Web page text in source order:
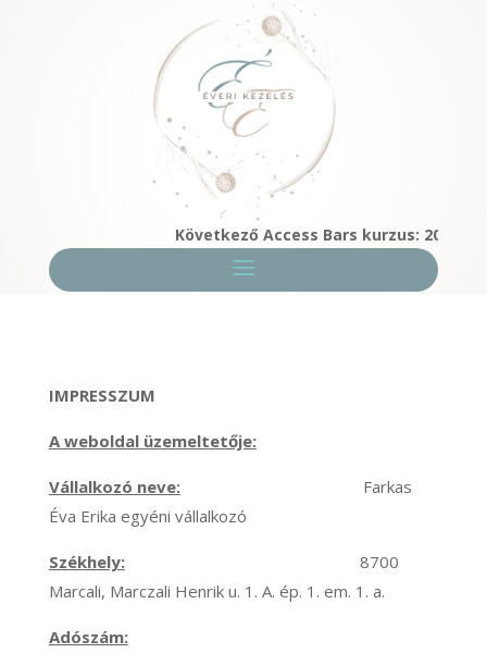
Következő Access Bars kurzus: 2026.
IMPRESSZUM
A weboldal üzemeltetője:
Vállalkozó neve:Farkas
Éva Erika egyéni vállalkozó
Székhely:8700
Marcali, Marczali Henrik u. 1. A. ép. 1. em. 1. a.
Adószám: